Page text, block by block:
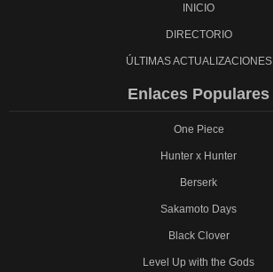
INICIO
DIRECTORIO
ÚLTIMAS ACTUALIZACIONES
Enlaces Populares
One Piece
Hunter x Hunter
Berserk
Sakamoto Days
Black Clover
Level Up with the Gods